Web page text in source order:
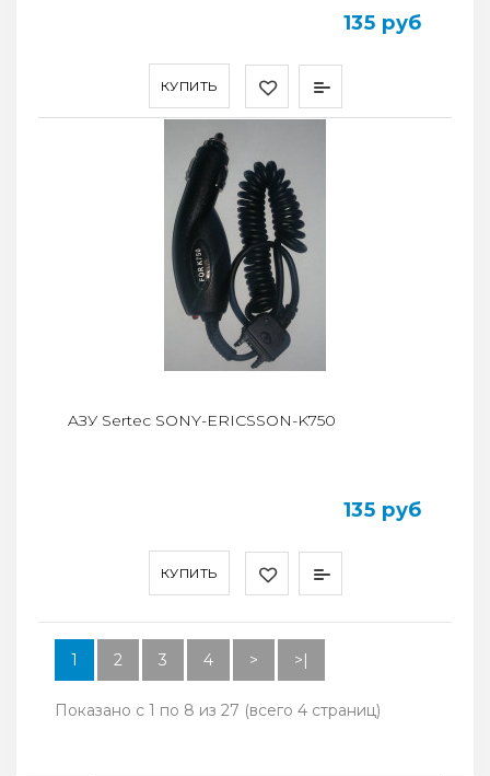
КУПИТЬ
135 руб
КУПИТЬ
AЗУ Sertec SONY-ERICSSON-K750
135 руб
1 2 3 4 > >|
Показано с 1 по 8 из 27 (всего 4 страниц)